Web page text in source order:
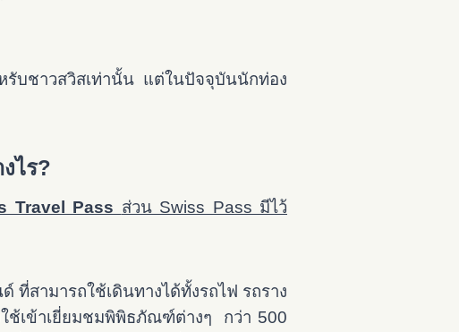
บชาวสวิสเท่านั้น แต่ในปัจจุบันนักท่อง
ไร?
Travel Pass ส่วน Swiss Pass มีไว้
ที่สามารถใช้เดินทางได้ทั้งรถไฟ รถราง
ใช้เข้าเยี่ยมชมพิพิธภัณฑ์ต่างๆ กว่า 500